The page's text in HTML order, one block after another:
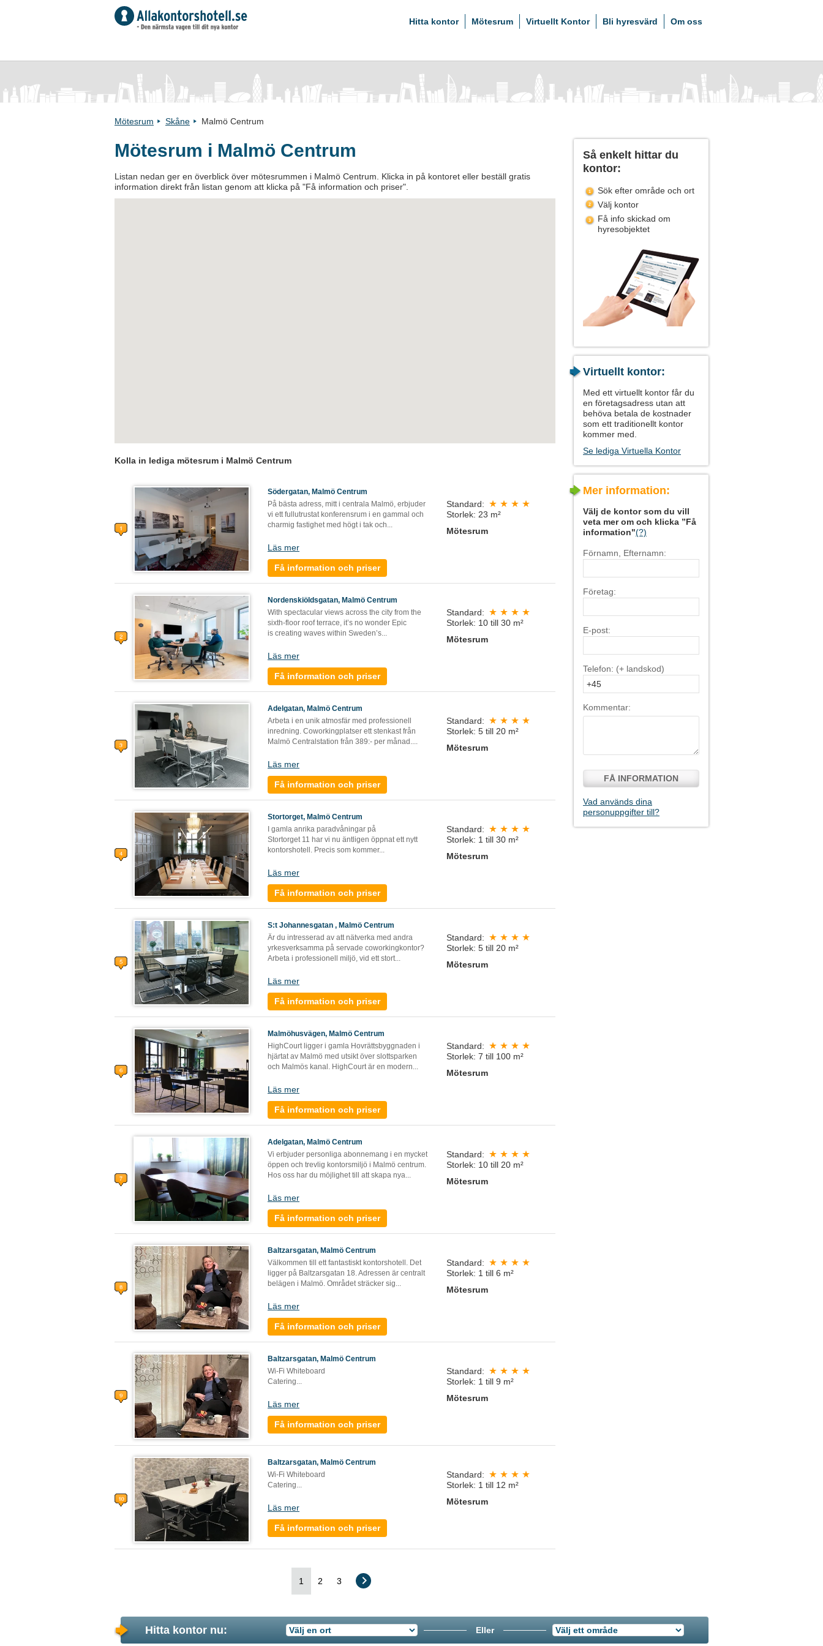
Hitta kontor Mötesrum Virtuellt Kontor Bli hyresvärd Om oss
Mötesrum Skåne Malmö Centrum
Mötesrum i Malmö Centrum
Listan nedan ger en överblick över mötesrummen i Malmö Centrum. Klicka in på kontoret eller beställ gratis
information direkt från listan genom att klicka på "Få information och priser".
Kolla in lediga mötesrum i Malmö Centrum
Södergatan, Malmö Centrum
På bästa adress, mitt i centrala Malmö, erbjuder
vi ett fullutrustat konferensrum i en gammal och
charmig fastighet med högt i tak och...
Läs mer
Få information och priser
Standard:
Storlek: 23 m²
Mötesrum
Nordenskiöldsgatan, Malmö Centrum
With spectacular views across the city from the
sixth-floor roof terrace, it’s no wonder Epic
is creating waves within Sweden’s...
Läs mer
Få information och priser
Standard:
Storlek: 10 till 30 m²
Mötesrum
Adelgatan, Malmö Centrum
Arbeta i en unik atmosfär med professionell
inredning. Coworkingplatser ett stenkast från
Malmö Centralstation från 389:- per månad....
Läs mer
Få information och priser
Standard:
Storlek: 5 till 20 m²
Mötesrum
Stortorget, Malmö Centrum
I gamla anrika paradvåningar på
Stortorget 11 har vi nu äntligen öppnat ett nytt
kontorshotell. Precis som kommer...
Läs mer
Få information och priser
Standard:
Storlek: 1 till 30 m²
Mötesrum
S:t Johannesgatan , Malmö Centrum
Är du intresserad av att nätverka med andra
yrkesverksamma på servade coworkingkontor?
Arbeta i professionell miljö, vid ett stort...
Läs mer
Få information och priser
Standard:
Storlek: 5 till 20 m²
Mötesrum
Malmöhusvägen, Malmö Centrum
HighCourt ligger i gamla Hovrättsbyggnaden i
hjärtat av Malmö med utsikt över slottsparken
och Malmös kanal. HighCourt är en modern...
Läs mer
Få information och priser
Standard:
Storlek: 7 till 100 m²
Mötesrum
Adelgatan, Malmö Centrum
Vi erbjuder personliga abonnemang i en mycket
öppen och trevlig kontorsmiljö i Malmö centrum.
Hos oss har du möjlighet till att skapa nya...
Läs mer
Få information och priser
Standard:
Storlek: 10 till 20 m²
Mötesrum
Baltzarsgatan, Malmö Centrum
Välkommen till ett fantastiskt kontorshotell. Det
ligger på Baltzarsgatan 18. Adressen är centralt
belägen i Malmö. Området sträcker sig...
Läs mer
Få information och priser
Standard:
Storlek: 1 till 6 m²
Mötesrum
Baltzarsgatan, Malmö Centrum
Wi-Fi Whiteboard
Catering...
Läs mer
Få information och priser
Standard:
Storlek: 1 till 9 m²
Mötesrum
Baltzarsgatan, Malmö Centrum
Wi-Fi Whiteboard
Catering...
Läs mer
Få information och priser
Standard:
Storlek: 1 till 12 m²
Mötesrum
1 2 3
Så enkelt hittar du
kontor:
Sök efter område och ort
Välj kontor
Få info skickad om
hyresobjektet
Virtuellt kontor:
Med ett virtuellt kontor får du
en företagsadress utan att
behöva betala de kostnader
som ett traditionellt kontor
kommer med.
Se lediga Virtuella Kontor
Mer information:
Välj de kontor som du vill
veta mer om och klicka ”Få
information"(?)
Förnamn, Efternamn:
Företag:
E-post:
Telefon: (+ landskod)
Kommentar:
FÅ INFORMATION
Vad används dina
personuppgifter till?
Hitta kontor nu: Eller